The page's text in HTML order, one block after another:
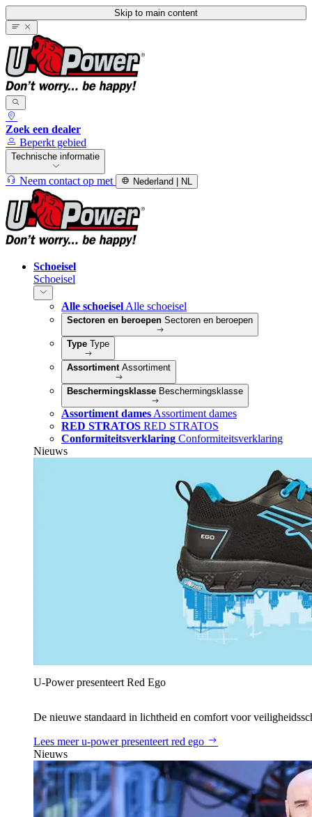
Skip to main content
Zoek een dealer
Beperkt gebied
Technische informatie
Neem contact op met Nederland | NL
Schoeisel
Schoeisel
Alle schoeisel Alle schoeisel
Sectoren en beroepen Sectoren en beroepen
Type Type
Assortiment Assortiment
Beschermingsklasse Beschermingsklasse
Assortiment dames Assortiment dames
RED STRATOS RED STRATOS
Conformiteitsverklaring Conformiteitsverklaring
Nieuws
U‑Power presenteert Red Ego
De nieuwe standaard in lichtheid en comfort voor
Lees meeru‑power presenteert red ego
Nieuws